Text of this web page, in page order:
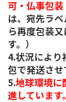
可・仏事包装
は、宛先ラ
ら再度包装
す。）
4.状況により
包で発送させ
5.地球環境に
進しています